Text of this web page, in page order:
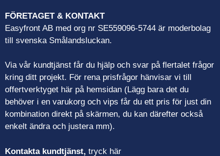
FÖRETAGET & KONTAKT
Easyfront AB med org nr SE559096-5744 är moderbolag
till svenska Smålandsluckan.
Via vår kundtjänst får du hjälp och svar på flertalet frågor
kring ditt projekt. För rena prisfrågor hänvisar vi till
offertverktyget här på hemsidan (Lägg bara det du
behöver i en varukorg och vips får du ett pris för just din
kombination direkt på skärmen, du kan därefter också
enkelt ändra och justera mm).
Kontakta kundtjänst, tryck här